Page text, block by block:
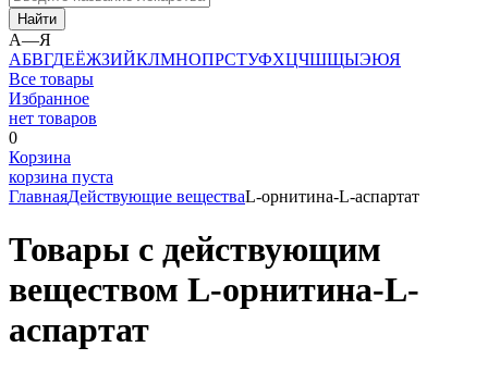
Найти
А—Я
АБВГДЕЁЖЗИЙКЛМНОПРСТУФХЦЧШЩЫЭЮЯ
Все товары
Избранное
нет товаров
0
Корзина
корзина пуста
ГлавнаяДействующие веществаL-орнитина-L-аспартат
Товары с действующим
веществом L-орнитина-L-
аспартат